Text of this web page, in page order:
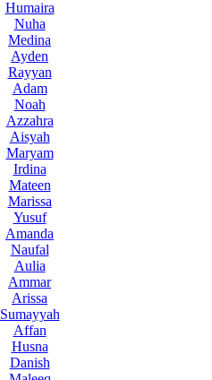
Humaira
Nuha
Medina
Ayden
Rayyan
Adam
Noah
Azzahra
Aisyah
Maryam
Irdina
Mateen
Marissa
Yusuf
Amanda
Naufal
Aulia
Ammar
Arissa
Sumayyah
Affan
Husna
Danish